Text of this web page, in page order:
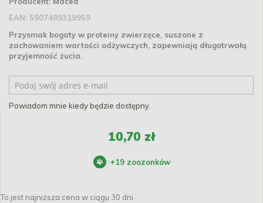
EAN: 5907489319959
Przysmak bogaty w proteiny zwierzęce, suszone z
zachowaniem wartości odżywczych, zapewniają długotrwałą
przyjemność żucia.
Powiadom mnie kiedy będzie dostępny.
10,70 zł
+19 zoozonków
To jest najniższa cena w ciągu 30 dni